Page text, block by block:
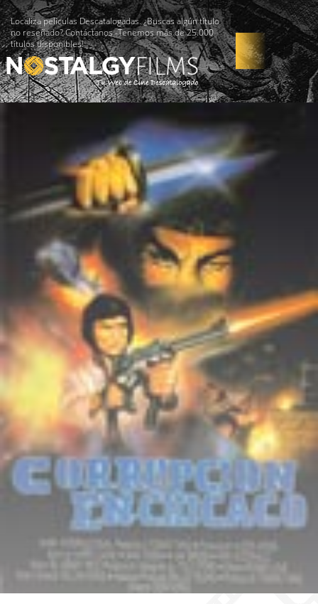
Localiza películas Descatalogadas. ¿Buscas algún título
no reseñado? Contáctanos -Tenemos más de 25.000
títulos disponibles!